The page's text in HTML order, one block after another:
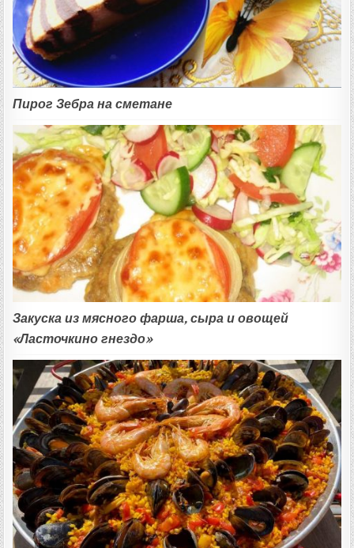
Пирог Зебра на сметане
Закуска из мясного фарша, сыра и овощей
«Ласточкино гнездо»